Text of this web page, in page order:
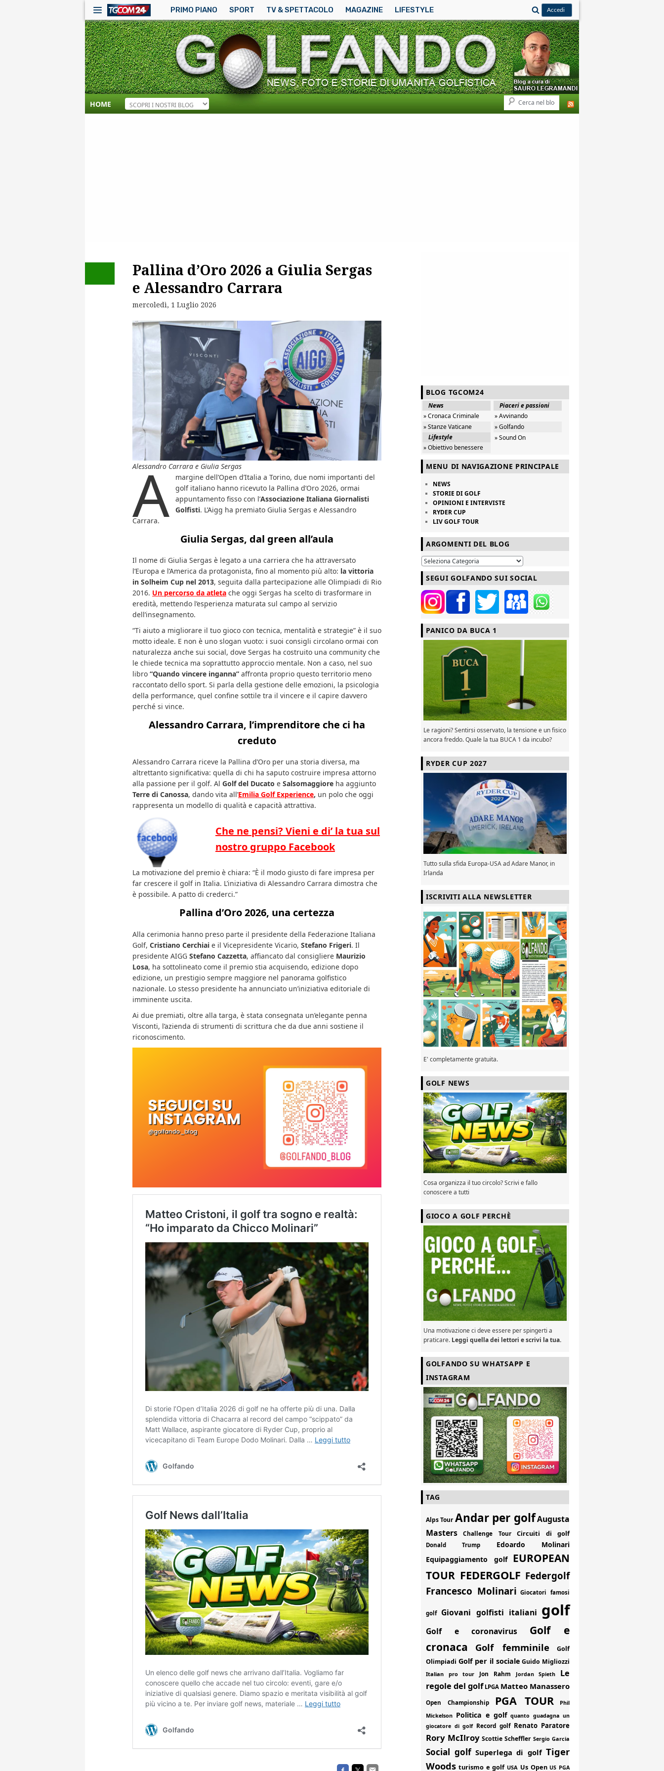
PRIMO PIANO SPORT TV & SPETTACOLO MAGAZINE LIFESTYLE
Cerca
HOME
Pallina d’Oro 2026 a Giulia Sergas
e Alessandro Carrara
mercoledì, 1 Luglio 2026
Alessandro Carrara e Giulia Sergas
A
margine dell’Open d’Italia a Torino, due nomi importanti del
golf italiano hanno ricevuto la Pallina d’Oro 2026, ormai
appuntamento fisso con l’Associazione Italiana Giornalisti
Golfisti. L’Aigg ha premiato Giulia Sergas e Alessandro
Carrara.
Giulia Sergas, dal green all’aula
Il nome di Giulia Sergas è legato a una carriera che ha attraversato
l’Europa e l’America da protagonista, fino al momento più alto: la vittoria
in Solheim Cup nel 2013, seguita dalla partecipazione alle Olimpiadi di Rio
2016. Un percorso da atleta che oggi Sergas ha scelto di trasformare in
eredità, mettendo l’esperienza maturata sul campo al servizio
dell’insegnamento.
“Ti aiuto a migliorare il tuo gioco con tecnica, mentalità e strategie” è il suo
motto ideale. E non è uno slogan vuoto: i suoi consigli circolano ormai con
naturalezza anche sui social, dove Sergas ha costruito una community che
le chiede tecnica ma soprattutto approccio mentale. Non a caso, nel suo
libro “Quando vincere inganna” affronta proprio questo territorio meno
raccontato dello sport. Si parla della gestione delle emozioni, la psicologia
della performance, quel confine sottile tra il vincere e il capire davvero
perché si vince.
Alessandro Carrara, l’imprenditore che ci ha
creduto
Alessandro Carrara riceve la Pallina d’Oro per una storia diversa, ma
altrettanto significativa: quella di chi ha saputo costruire impresa attorno
alla passione per il golf. Al Golf del Ducato e Salsomaggiore ha aggiunto
Terre di Canossa, dando vita all’Emilia Golf Experience, un polo che oggi
rappresenta un modello di qualità e capacità attrattiva.
Che ne pensi? Vieni e di’ la tua sul
nostro gruppo Facebook
La motivazione del premio è chiara: “È il modo giusto di fare impresa per
far crescere il golf in Italia. L’iniziativa di Alessandro Carrara dimostra che
è possibile. A patto di crederci.”
Pallina d’Oro 2026, una certezza
Alla cerimonia hanno preso parte il presidente della Federazione Italiana
Golf, Cristiano Cerchiai e il Vicepresidente Vicario, Stefano Frigeri. Il
presidente AIGG Stefano Cazzetta, affiancato dal consigliere Maurizio
Losa, ha sottolineato come il premio stia acquisendo, edizione dopo
edizione, un prestigio sempre maggiore nel panorama golfistico
nazionale. Lo stesso presidente ha annunciato un’iniziativa editoriale di
imminente uscita.
Ai due premiati, oltre alla targa, è stata consegnata un’elegante penna
Visconti, l’azienda di strumenti di scrittura che da due anni sostiene il
riconoscimento.
BLOG TGCOM24
News
» Cronaca Criminale
» Stanze Vaticane
Lifestyle
» Obiettivo benessere
Piaceri e passioni
» Avvinando
» Golfando
» Sound On
MENU DI NAVIGAZIONE PRINCIPALE
NEWS
STORIE DI GOLF
OPINIONI E INTERVISTE
RYDER CUP
LIV GOLF TOUR
ARGOMENTI DEL BLOG
SEGUI GOLFANDO SUI SOCIAL
PANICO DA BUCA 1
Le ragioni? Sentirsi osservato, la tensione e un fisico
ancora freddo. Quale la tua BUCA 1 da incubo?
RYDER CUP 2027
Tutto sulla sfida Europa-USA ad Adare Manor, in
Irlanda
ISCRIVITI ALLA NEWSLETTER
E' completamente gratuita.
GOLF NEWS
Cosa organizza il tuo circolo? Scrivi e fallo
conoscere a tutti
GIOCO A GOLF PERCHÈ
Una motivazione ci deve essere per spingerti a
praticare. Leggi quella dei lettori e scrivi la tua.
GOLFANDO SU WHATSAPP E
INSTAGRAM
TAG
Alps Tour Andar per golfAugusta
Masters
Challenge Tour Circuiti di golf
Donald Trump
Edoardo Molinari
Equipaggiamento golf
EUROPEAN
TOUR FEDERGOLF Federgolf
Francesco Molinari Giocatori famosi
golf Giovani golfisti italiani golf
Golf e coronavirus
Golf e
cronaca
Golf femminile
Golf
Olimpiadi Golf per il sociale Guido Migliozzi
Italian pro tour Jon Rahm Jordan Spieth
Le
regole del golf LPGA Matteo Manassero
Open Championship PGA TOUR
Phil
Mickelson Politica e golf quanto guadagna un
giocatore di golf Record golf Renato Paratore
Rory McIlroy Scottie Scheffler Sergio Garcia
Social golf Superlega di golf Tiger
Woods turismo e golf USA Us Open US PGA